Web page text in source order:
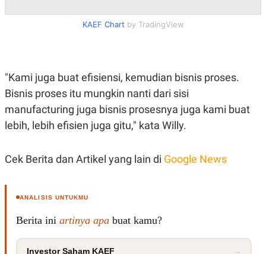
L
A
G
G
A
N
A
K
I
E
R
J
M
N
E
A
A
V
KAEF Chart by TradingView
"Kami juga buat efisiensi, kemudian bisnis proses.
Bisnis proses itu mungkin nanti dari sisi
manufacturing juga bisnis prosesnya juga kami buat
lebih, lebih efisien juga gitu," kata Willy.
Cek Berita dan Artikel yang lain di Google News
ANALISIS UNTUKMU
Berita ini artinya apa buat kamu?
Investor Saham KAEF →